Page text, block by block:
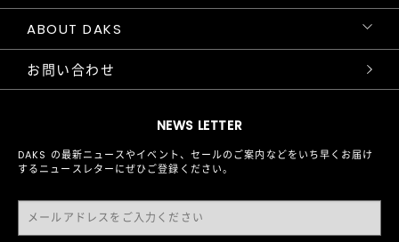
NEWS LETTER
DAKS の最新ニュースやイベント、セールのご案内などをいち早くお届け
するニュースレターにぜひご登録ください。
ABOUT DAKS
お問い合わせ